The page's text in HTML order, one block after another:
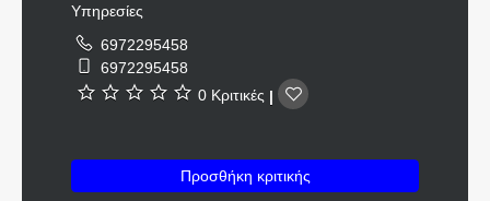
Υπηρεσίες
6972295458
6972295458
0 Κριτικές |
Προσθήκη κριτικής